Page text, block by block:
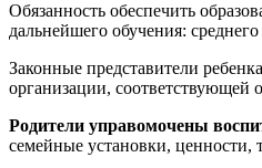
Обязанность обеспечить
дальнейшего обучения:
Законные представители
организации, соответствующей
Родители управомочены
семейные установки, ценности,